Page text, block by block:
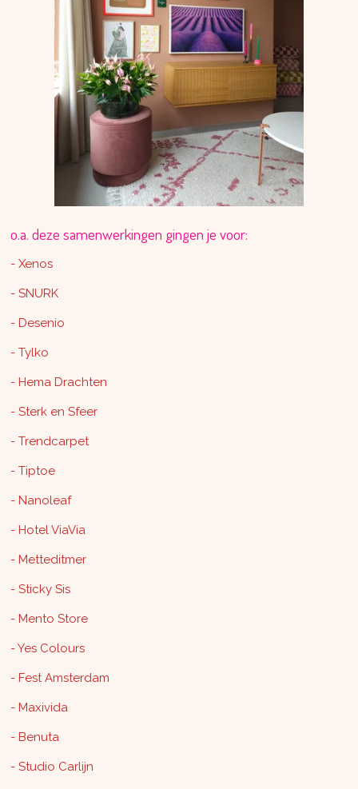
o.a. deze samenwerkingen gingen je voor:
- Xenos
- SNURK
- Desenio
- Tylko
- Hema Drachten
- Sterk en Sfeer
- Trendcarpet
- Tiptoe
- Nanoleaf
- Hotel ViaVia
- Metteditmer
- Sticky Sis
- Mento Store
- Yes Colours
- Fest Amsterdam
- Maxivida
- Benuta
- Studio Carlijn